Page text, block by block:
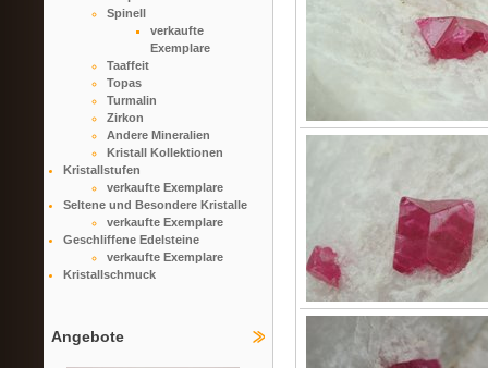
Spinell
verkaufte
Exemplare
Taaffeit
Topas
Turmalin
Zirkon
Andere Mineralien
Kristall Kollektionen
Kristallstufen
verkaufte Exemplare
Seltene und Besondere Kristalle
verkaufte Exemplare
Geschliffene Edelsteine
verkaufte Exemplare
Kristallschmuck
Angebote